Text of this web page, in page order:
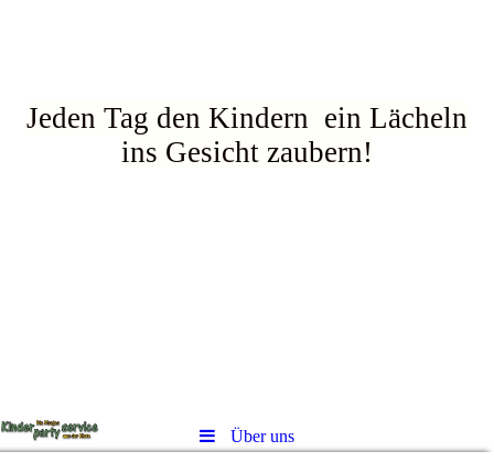
Jeden Tag den Kindern ein Lächeln
ins Gesicht zaubern!
Über uns